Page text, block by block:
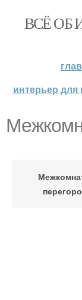
ВСЁ ОБ
интерьер для